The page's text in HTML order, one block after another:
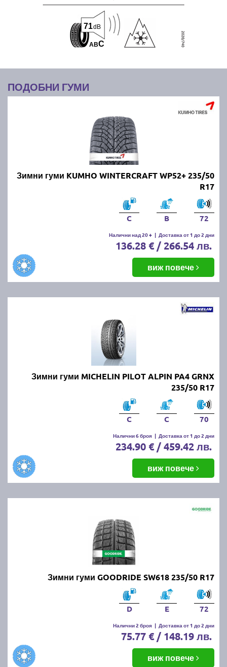
ABC
71dB
ПОДОБНИ ГУМИ
Зимни гуми KUMHO WINTERCRAFT WP52+ 235/50
R17
C B 72
Налични над 20 + | Доставка от 1 до 2 дни
136.28 € / 266.54 лв.
виж повече
Зимни гуми MICHELIN PILOT ALPIN PA4 GRNX
235/50 R17
C C 70
Налични 6 броя | Доставка от 1 до 2 дни
234.90 € / 459.42 лв.
виж повече
Зимни гуми GOODRIDE SW618 235/50 R17
D E 72
Налични 2 броя | Доставка от 1 до 2 дни
75.77 € / 148.19 лв.
виж повече